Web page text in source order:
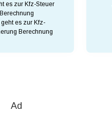
es zur Kfz-Steuer
Berechnung
geht es zur Kfz-
Berechnung
Ad